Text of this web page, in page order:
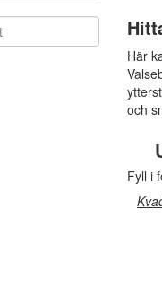
Här
och
Fyll i